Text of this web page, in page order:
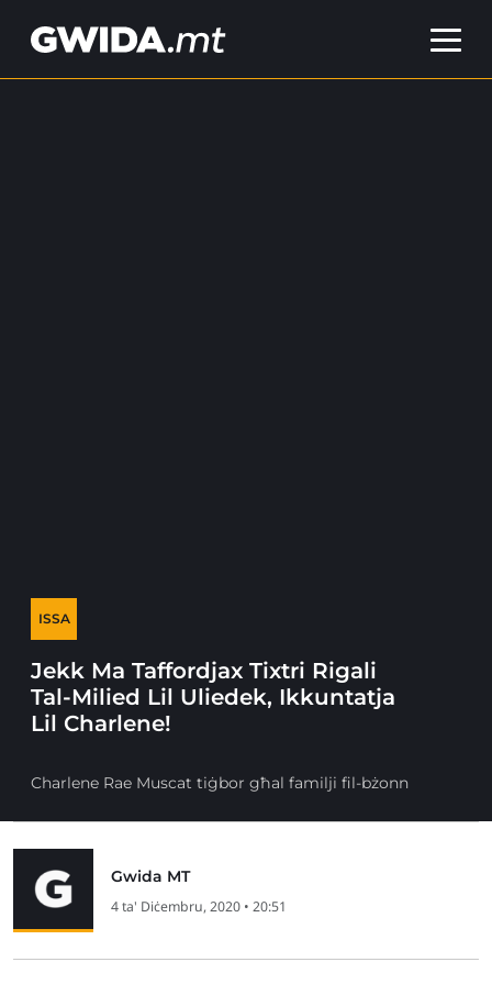
ISSA
Jekk Ma Taffordjax Tixtri Rigali
Tal-Milied Lil Uliedek, Ikkuntatja
Lil Charlene!
Charlene Rae Muscat tiġbor għal familji fil-bżonn
Gwida MT
4 ta' Diċembru, 2020 • 20:51